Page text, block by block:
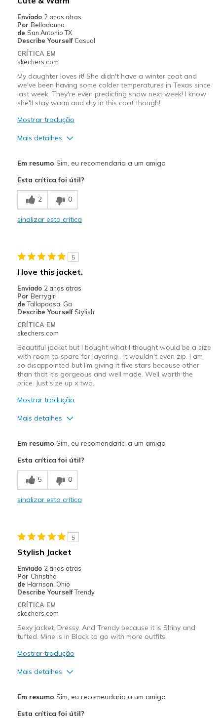
Enviado 2 anos atras
Por Belladonna
de San Antonio TX
Describe Yourself Casual
CRÍTICA EM
skechers.com
My daughter loves it! She didn't have a winter coat and
we've been having some colder temperatures in Texas since
last week. They're even predicting snow next week! I know
she'll stay warm and dry in this coat though!
Mostrar tradução
Mais detalhes
Comfortable
Stylish
Travel
Width
Sizing
Em resumo Sim, eu recomendaria a um amigo
Esta crítica foi útil?
2 0
sinalizar esta crítica
5
I love this jacket.
Enviado 2 anos atras
Por Berrygirl
de Tallapoosa, Ga
Describe Yourself Stylish
CRÍTICA EM
skechers.com
Beautiful jacket but I bought what I thought would be a size
with room to spare for layering . It wouldn't even zip. I am
so disappointed but I'm giving it five stars because other
than that it's gorgeous and well made. Well worth the
price. Just size up x two.
Mostrar tradução
Mais detalhes
Breathe Well
Comfortable
Melhores utilizações
Travel
Width
Sizing
Em resumo Sim, eu recomendaria a um amigo
Esta crítica foi útil?
5 0
sinalizar esta crítica
5
Stylish Jacket
Enviado 2 anos atras
Por Christina
de Harrison, Ohio
Describe YourselfTrendy
CRÍTICA EM
skechers.com
Sexy jacket. Dressy. And Trendy because it is Shiny and
tufted. Mine is in Black to go with more outfits.
Mostrar tradução
Mais detalhes
Em resumo Sim, eu recomendaria a um amigo
Esta crítica foi útil?